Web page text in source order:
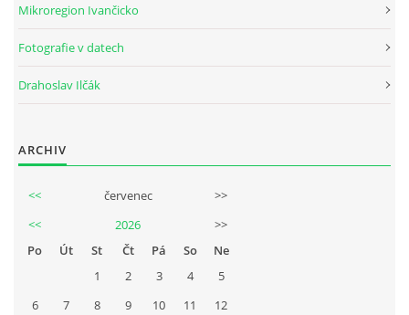
Mikroregion Ivančicko
Fotografie v datech
Drahoslav Ilčák
ARCHIV
<< červenec
>>
<<
2026
>>
Po
Út St Čt Pá So
Ne
1
2 3 4
5
6
7 8 9 10 11 12